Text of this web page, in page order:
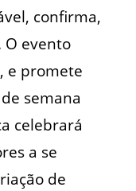
confirma,
O evento
e promete
semana
celebrará
a se
de